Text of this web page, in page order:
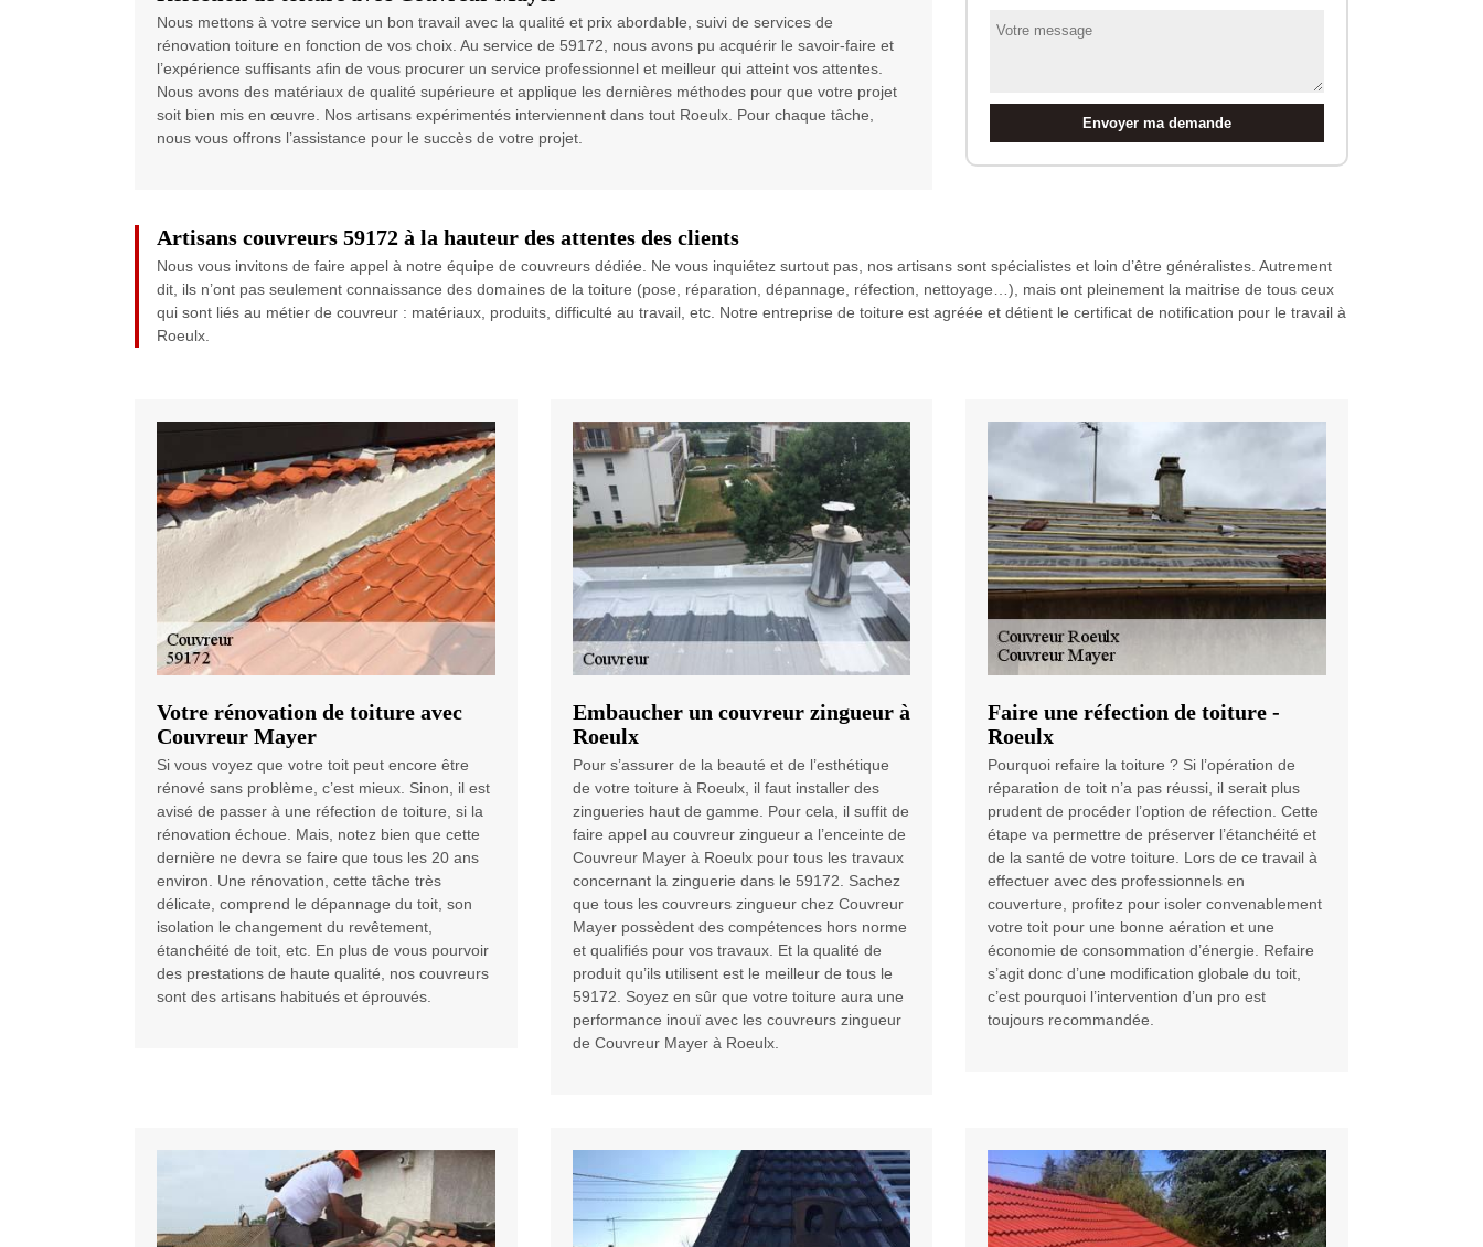
Nous mettons à votre service un bon travail avec la qualité et prix abordable, suivi de services de
rénovation toiture en fonction de vos choix. Au service de 59172, nous avons pu acquérir le savoir-faire et
l’expérience suffisants afin de vous procurer un service professionnel et meilleur qui atteint vos attentes.
Nous avons des matériaux de qualité supérieure et applique les dernières méthodes pour que votre projet
soit bien mis en œuvre. Nos artisans expérimentés interviennent dans tout Roeulx. Pour chaque tâche,
nous vous offrons l’assistance pour le succès de votre projet.
Artisans couvreurs 59172 à la hauteur des attentes des clients
Nous vous invitons de faire appel à notre équipe de couvreurs dédiée. Ne vous inquiétez surtout pas, nos artisans sont spécialistes et loin d’être généralistes. Autrement
dit, ils n’ont pas seulement connaissance des domaines de la toiture (pose, réparation, dépannage, réfection, nettoyage…), mais ont pleinement la maitrise de tous ceux
qui sont liés au métier de couvreur : matériaux, produits, difficulté au travail, etc. Notre entreprise de toiture est agréée et détient le certificat de notification pour le travail à
Roeulx.
Votre rénovation de toiture avec
Couvreur Mayer
Si vous voyez que votre toit peut encore être
rénové sans problème, c’est mieux. Sinon, il est
avisé de passer à une réfection de toiture, si la
rénovation échoue. Mais, notez bien que cette
dernière ne devra se faire que tous les 20 ans
environ. Une rénovation, cette tâche très
délicate, comprend le dépannage du toit, son
isolation le changement du revêtement,
étanchéité de toit, etc. En plus de vous pourvoir
des prestations de haute qualité, nos couvreurs
sont des artisans habitués et éprouvés.
Embaucher un couvreur zingueur à
Roeulx
Pour s’assurer de la beauté et de l’esthétique
de votre toiture à Roeulx, il faut installer des
zingueries haut de gamme. Pour cela, il suffit de
faire appel au couvreur zingueur a l’enceinte de
Couvreur Mayer à Roeulx pour tous les travaux
concernant la zinguerie dans le 59172. Sachez
que tous les couvreurs zingueur chez Couvreur
Mayer possèdent des compétences hors norme
et qualifiés pour vos travaux. Et la qualité de
produit qu’ils utilisent est le meilleur de tous le
59172. Soyez en sûr que votre toiture aura une
performance inouï avec les couvreurs zingueur
de Couvreur Mayer à Roeulx.
Faire une réfection de toiture -
Roeulx
Pourquoi refaire la toiture ? Si l’opération de
réparation de toit n’a pas réussi, il serait plus
prudent de procéder l’option de réfection. Cette
étape va permettre de préserver l’étanchéité et
de la santé de votre toiture. Lors de ce travail à
effectuer avec des professionnels en
couverture, profitez pour isoler convenablement
votre toit pour une bonne aération et une
économie de consommation d’énergie. Refaire
s’agit donc d’une modification globale du toit,
c’est pourquoi l’intervention d’un pro est
toujours recommandée.